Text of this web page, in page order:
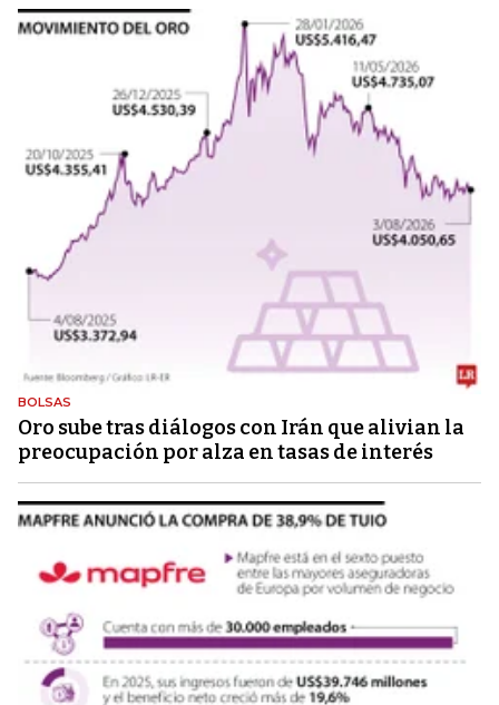
BOLSAS
Oro sube tras diálogos con Irán que alivian la
preocupación por alza en tasas de interés